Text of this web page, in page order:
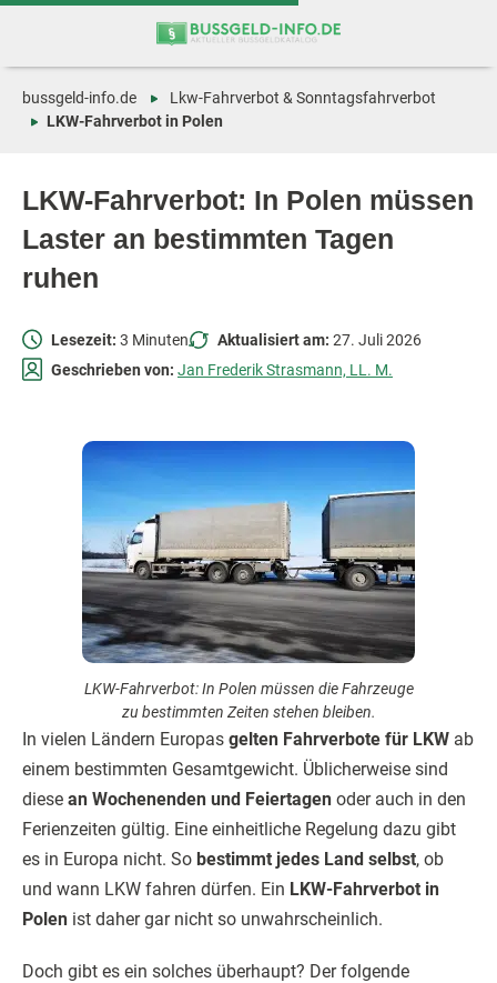
Zum
Zur
LKW-Fahrverbot: In Polen müssen
Laster an bestimmten Tagen
ruhen
bussgeld-info.de
Lkw-Fahrverbot & Sonntagsfahrverbot
LKW-Fahrverbot in Polen
Lesezeit: 3 Minuten Aktualisiert am: 27. Juli 2026
Geschrieben von: Jan Frederik Strasmann, LL. M.
LKW-Fahrverbot: In Polen müssen die Fahrzeuge
zu bestimmten Zeiten stehen bleiben.
In vielen Ländern Europas gelten Fahrverbote für LKW ab
einem bestimmten Gesamtgewicht. Üblicherweise sind
diese an Wochenenden und Feiertagen oder auch in den
Ferienzeiten gültig. Eine einheitliche Regelung dazu gibt
es in Europa nicht. So bestimmt jedes Land selbst, ob
und wann LKW fahren dürfen. Ein LKW-Fahrverbot in
Polen ist daher gar nicht so unwahrscheinlich.
Doch gibt es ein solches überhaupt? Der folgende